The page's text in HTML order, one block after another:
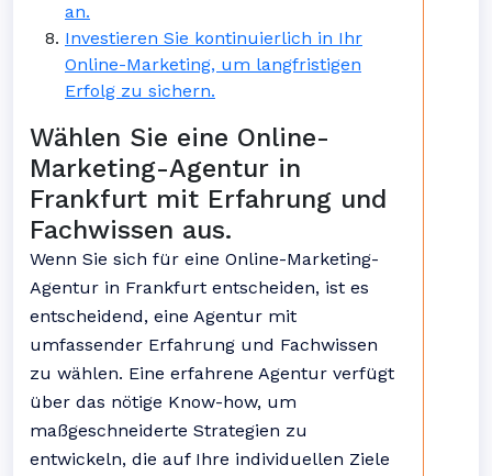
an.
Investieren Sie kontinuierlich in Ihr
Online-Marketing, um langfristigen
Erfolg zu sichern.
Wählen Sie eine Online-
Marketing-Agentur in
Frankfurt mit Erfahrung und
Fachwissen aus.
Wenn Sie sich für eine Online-Marketing-
Agentur in Frankfurt entscheiden, ist es
entscheidend, eine Agentur mit
umfassender Erfahrung und Fachwissen
zu wählen. Eine erfahrene Agentur verfügt
über das nötige Know-how, um
maßgeschneiderte Strategien zu
entwickeln, die auf Ihre individuellen Ziele